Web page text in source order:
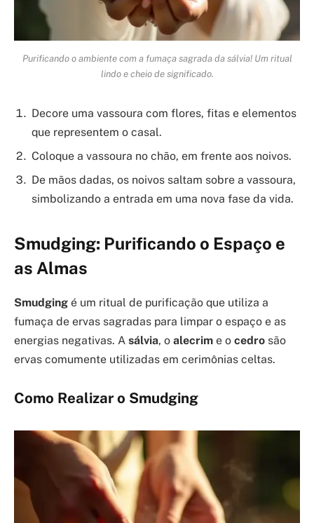
Purificando o ambiente com a fumaça sagrada da sálvia! Um ritual
lindo e cheio de significado.
Decore uma vassoura com flores, fitas e elementos
que representem o casal.
Coloque a vassoura no chão, em frente aos noivos.
De mãos dadas, os noivos saltam sobre a vassoura,
simbolizando a entrada em uma nova fase da vida.
Smudging: Purificando o Espaço e
as Almas
Smudging é um ritual de purificação que utiliza a
fumaça de ervas sagradas para limpar o espaço e as
energias negativas. A sálvia, o alecrim e o cedro são
ervas comumente utilizadas em cerimônias celtas.
Como Realizar o Smudging